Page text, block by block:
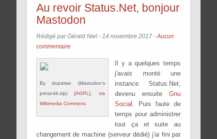
Au revoir Status.Net, bonjour
Mastodon
Rédigé par Gérald Niel - 14 novembre 2017- Aucun
commentaire
By dopatwo (Mastodon’s
press-kit.zip) [AGPL ], via
Wikimedia Commons
Il y a quelques temps
j'avais monté une
instance Status.Net,
devenu ensuiteGnu
Social . Puis faute de
temps pour administrer
tout ça et suite au
changement de machine (serveur dédié) j'ai fini par